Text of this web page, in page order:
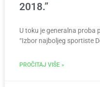
2018.”
U toku je generalna proba
“Izbor najboljeg sportiste
PROČITAJ VIŠE »